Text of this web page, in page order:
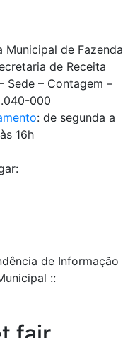
Municipal de Fazenda
de Receita
Sede – Contagem –
000
: de segunda a
16h
de Informação
::